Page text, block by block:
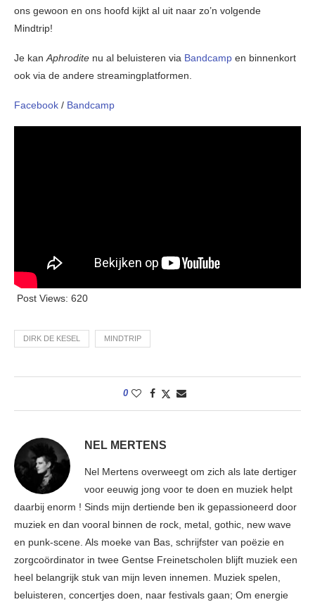
ons gewoon en ons hoofd kijkt al uit naar zo’n volgende
Mindtrip!
Je kanAphrodite nu al beluisteren via Bandcamp en binnenkort
ook via de andere streamingplatformen.
Facebook / Bandcamp
Post Views: 620
DIRK DE KESEL MINDTRIP
0
NEL MERTENS
Nel Mertens overweegt om zich als late dertiger
voor eeuwig jong voor te doen en muziek helpt
daarbij enorm ! Sinds mijn dertiende ben ik gepassioneerd door
muziek en dan vooral binnen de rock, metal, gothic, new wave
en punk-scene. Als moeke van Bas, schrijfster van poëzie en
zorgcoördinator in twee Gentse Freinetscholen blijft muziek een
heel belangrijk stuk van mijn leven innemen. Muziek spelen,
beluisteren, concertjes doen, naar festivals gaan; Om energie